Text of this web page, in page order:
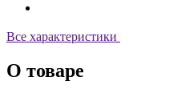
Все характеристики
О товаре